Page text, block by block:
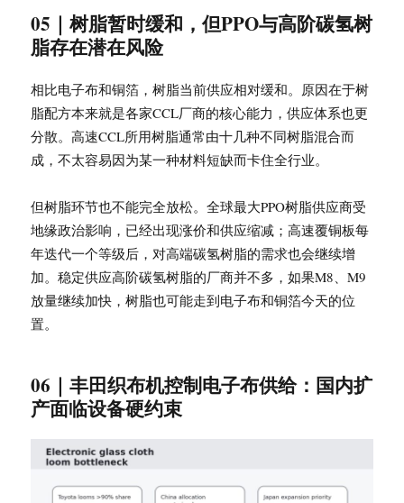
05｜树脂暂时缓和，但PPO与高阶碳氢树
脂存在潜在风险
相比电子布和铜箔，树脂当前供应相对缓和。原因在于树
脂配方本来就是各家CCL厂商的核心能力，供应体系也更
分散。高速CCL所用树脂通常由十几种不同树脂混合而
成，不太容易因为某一种材料短缺而卡住全行业。
但树脂环节也不能完全放松。全球最大PPO树脂供应商受
地缘政治影响，已经出现涨价和供应缩减；高速覆铜板每
年迭代一个等级后，对高端碳氢树脂的需求也会继续增
加。稳定供应高阶碳氢树脂的厂商并不多，如果M8、M9
放量继续加快，树脂也可能走到电子布和铜箔今天的位
置。
06｜丰田织布机控制电子布供给：国内扩
产面临设备硬约束